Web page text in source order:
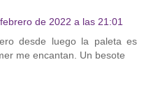
de 2022 a las 21:01
desde luego la paleta es
me encantan. Un besote